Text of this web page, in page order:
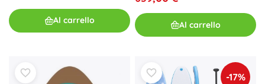
Al carrello Al carrello
-17%